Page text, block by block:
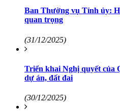
Ban Thường vụ Tỉnh ủy:
quan trọng
(31/12/2025)
Triển khai Nghị quyết của
dự án, đất đai
(30/12/2025)